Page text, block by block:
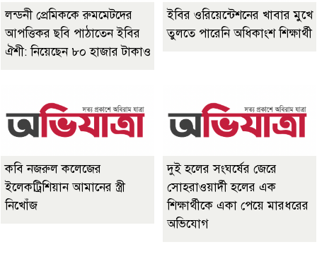
লন্ডনী প্রেমিককে রুমমেটদের
আপত্তিকর ছবি পাঠাতেন ইবির
ঐশী: নিয়েছেন ৮০ হাজার টাকাও
ইবির ওরিয়েন্টেশনের খাবার মুখে
তুলতে পারেনি অধিকাংশ শিক্ষার্থী
কবি নজরুল কলেজের
ইলেকট্রিশিয়ান আমানের স্ত্রী
নিখোঁজ
দুই হলের সংঘর্ষের জেরে
সোহরাওয়ার্দী হলের এক
শিক্ষার্থীকে একা পেয়ে মারধরের
অভিযোগ